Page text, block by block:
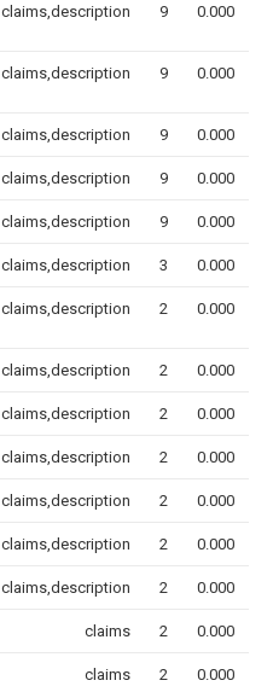
claims,description 9 0.000
claims,description 9 0.000
claims,description 9 0.000
claims,description 9 0.000
claims,description 9 0.000
claims,description 3 0.000
claims,description 2 0.000
claims,description 2 0.000
claims,description 2 0.000
claims,description 2 0.000
claims,description 2 0.000
claims,description 2 0.000
claims,description 2 0.000
claims 2 0.000
claims 2 0.000